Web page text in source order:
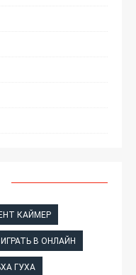
КАЙМЕР
ИГРАТЬ В ОНЛАЙН
ГУХА